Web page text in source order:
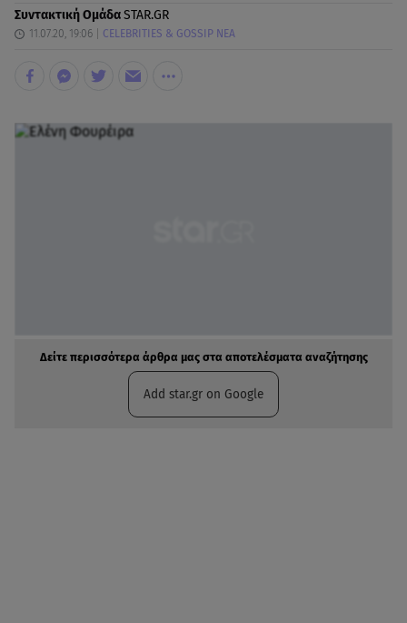
Συντακτική ΟμάδαSTAR.GR
11.07.20, 19:06 CELEBRITIES & GOSSIP ΝΕΑ
Δείτε περισσότερα άρθρα μας στα αποτελέσματα αναζήτησης
Add star.gr on Google